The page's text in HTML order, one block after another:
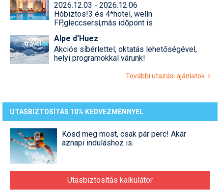
2026.12.03 - 2026.12.06
Hóbiztos!3 és 4*hotel, welln
FP,gleccsersí,más időpont is
Alpe d'Huez
Akciós síbérlettel, oktatás lehetőségével,
helyi programokkal várunk!
További utazási ajánlatok
UTASBIZTOSÍTÁS 10% KEDVEZMÉNNYEL
Kösd meg most, csak pár perc! Akár
aznapi induláshoz is.
Utasbiztosítás kalkulátor